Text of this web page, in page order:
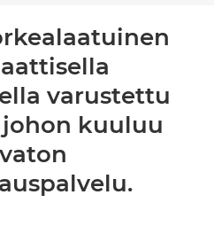
varustettu
johon kuuluu